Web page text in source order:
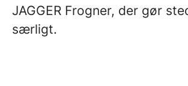
JAGGER Frogner, der gør
særligt.